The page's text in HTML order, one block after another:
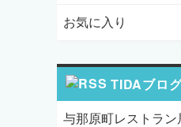
お気に入り
TIDAブロ
与那原町レストラ